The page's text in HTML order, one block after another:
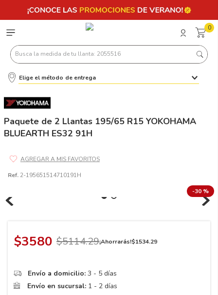
0
Busca la medida de tu llanta: 2055516
Elige el método de entrega
Paquete de 2 Llantas 195/65 R15 YOKOHAMA
BLUEARTH ES32 91H
Ref. 2-195651514710191H
-30 %
$3580 $5114.29¡Ahorrarás!$1534.29
Envío a domicilio: 3 - 5 días
Envío en sucursal: 1 - 2 días
Términos más buscados
.
7.245